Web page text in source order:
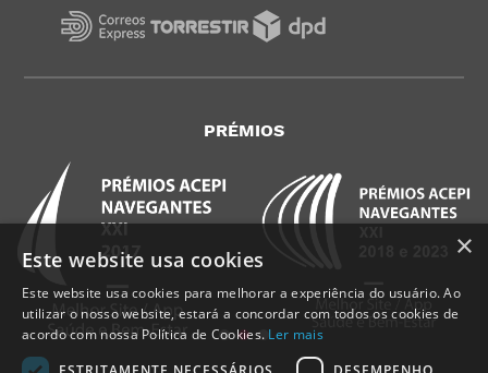
PRÉMIOS
×
Este website usa cookies
Este website usa cookies para melhorar a experiência do usuário. Ao
utilizar o nosso website, estará a concordar com todos os cookies de
acordo com nossa Política de Cookies. Ler mais